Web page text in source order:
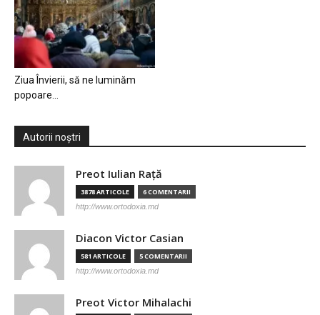
Ziua Învierii, să ne luminăm
popoare…
Autorii noștri
Preot Iulian Raţă
3878 ARTICOLE 6 COMENTARII
http://www.ortodoxia.md
Diacon Victor Casian
581 ARTICOLE 5 COMENTARII
http://www.ortodoxia.md
Preot Victor Mihalachi